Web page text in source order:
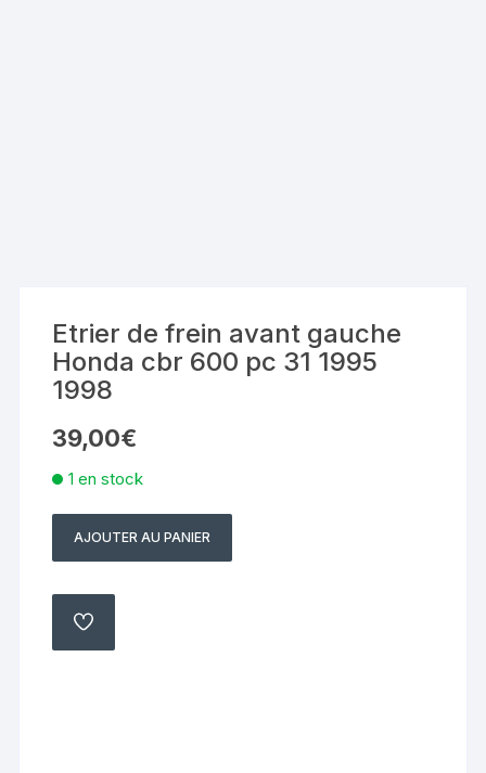
Etrier de frein avant gauche
Honda cbr 600 pc 31 1995
1998
39,00€
1 en stock
quantité
Etrier
frein
AJOUTER AU PANIER
AJOUTER